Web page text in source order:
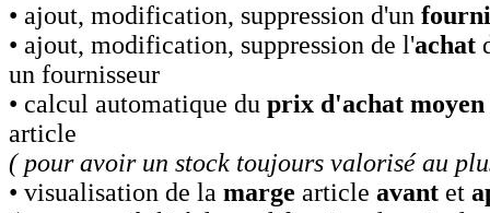
• ajout, modification, suppression d'un
• ajout, modification, suppression de l'achat
un fournisseur
• calcul automatique du prix d'achat moyen
article
( pour avoir un stock toujours valorisé au
• visualisation de la marge article avant et